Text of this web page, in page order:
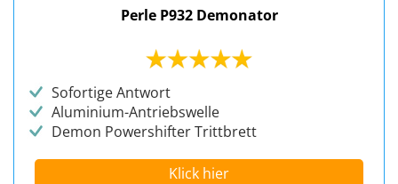
Perle P932 Demonator
Sofortige Antwort
Aluminium-Antriebswelle
Demon Powershifter Trittbrett
Klick hier